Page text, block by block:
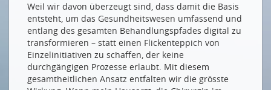
Weil wir davon überzeugt sind, dass damit die Basis
entsteht, um das Gesundheitswesen umfassend und
entlang des gesamten Behandlungspfades digital zu
transformieren – statt einen Flickenteppich von
Einzelinitiativen zu schaffen, der keine
durchgängigen Prozesse erlaubt. Mit diesem
gesamtheitlichen Ansatz entfalten wir die grösste